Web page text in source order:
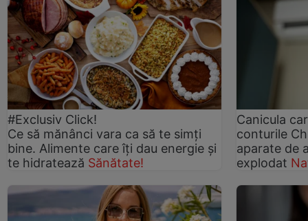
#Exclusiv Click!
Ce să mănânci vara ca să te simți
bine. Alimente care îți dau energie și
te hidratează Sănătate!
Canicula
conturile
aparate de
explodat